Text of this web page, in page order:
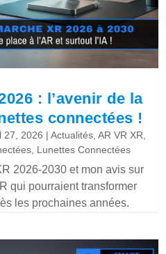
: l’avenir de la
connectées !
27, 2026 |Actualités ,AR VR XR
Lunettes Connectées
2026-2030 et mon avis sur
qui pourraient transformer
les prochaines années.